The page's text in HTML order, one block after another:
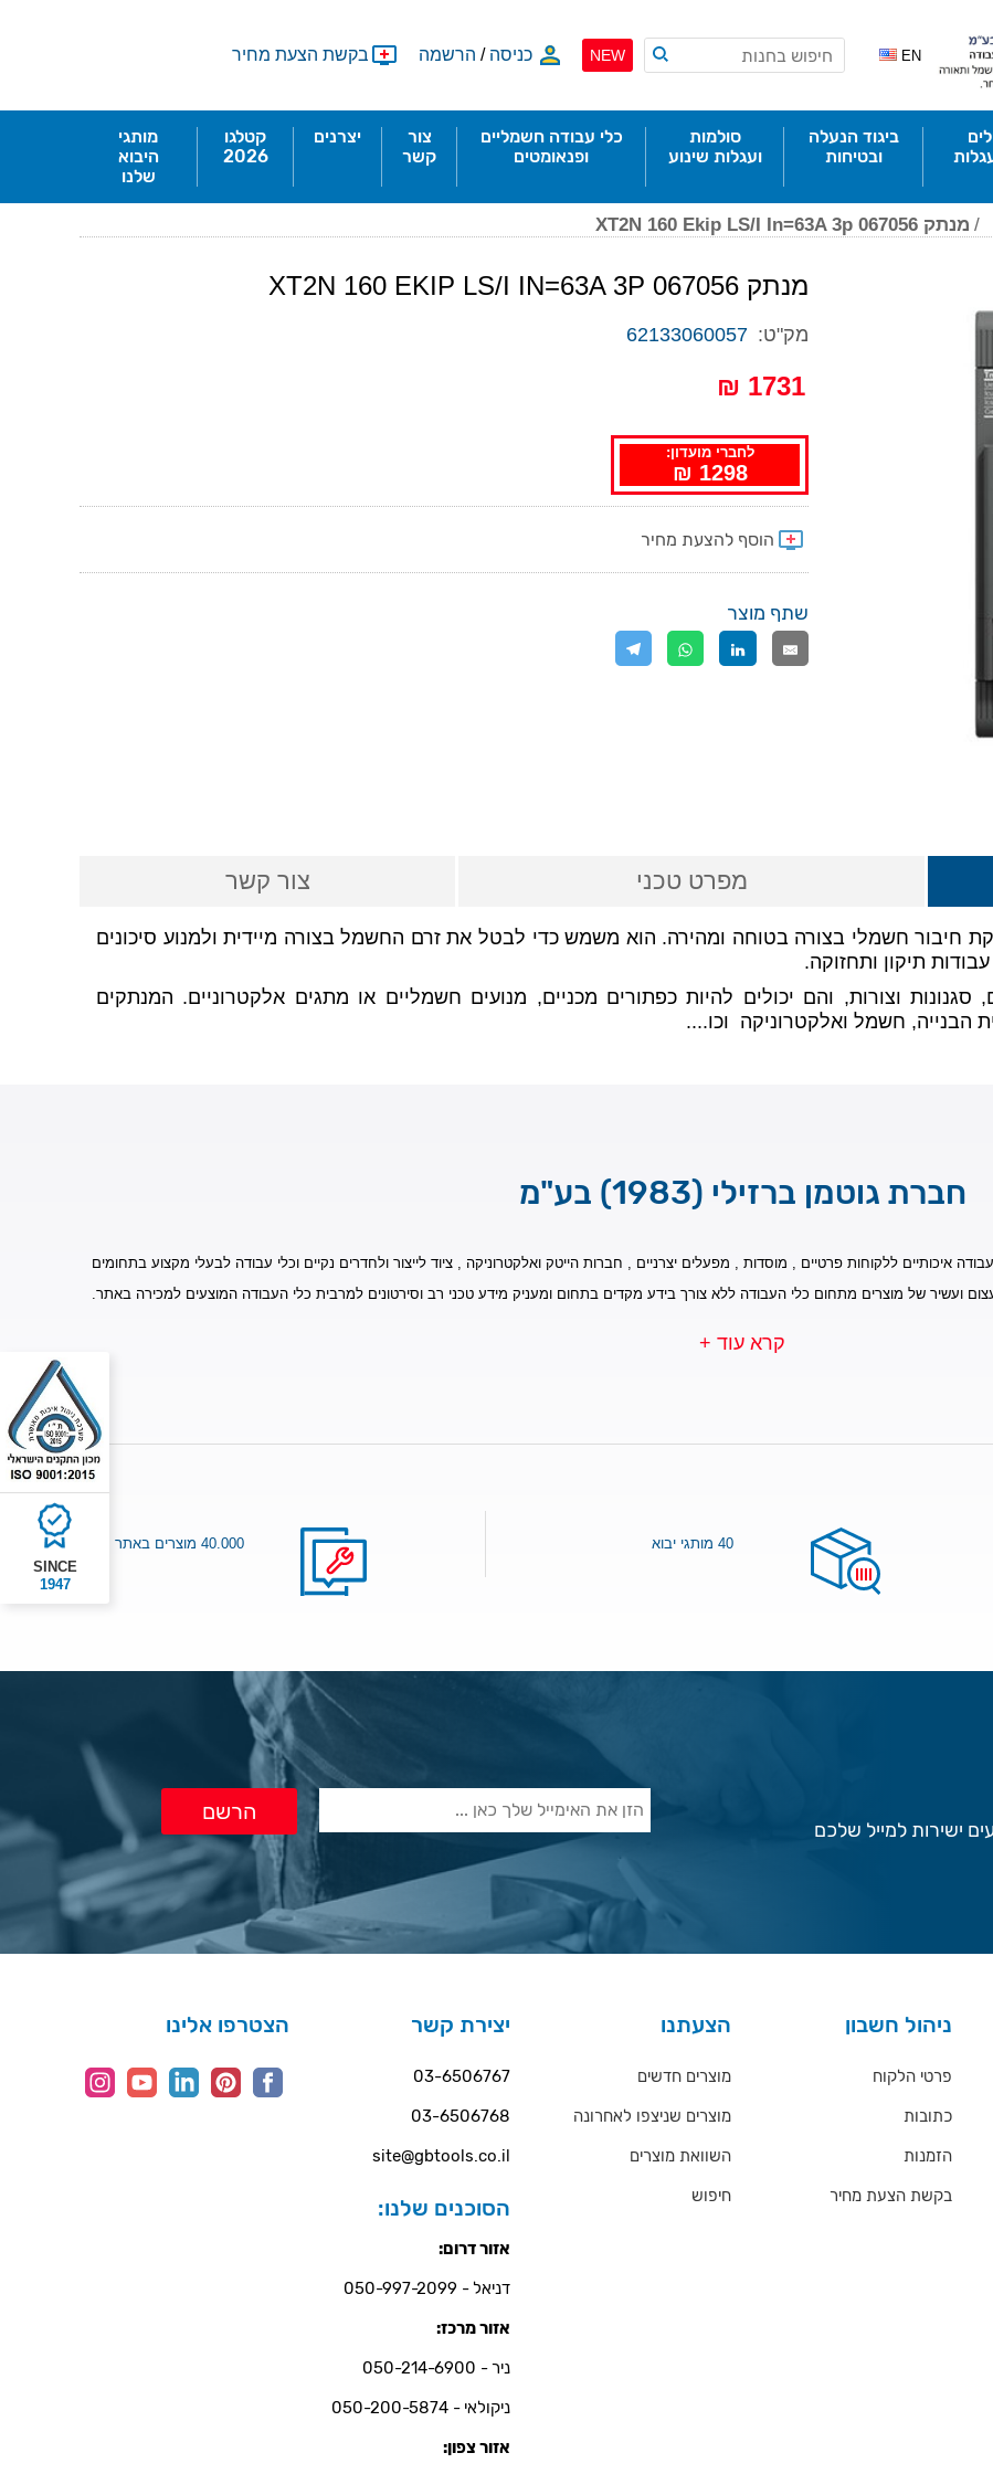
EN
NEW כניסה / הרשמה בקשת הצעת מחיר
ביגוד הנעלה
ובטיחות
סולמות
ועגלות שינוע
כלי עבודה חשמליים
ופנאומטים
צור
קשר
יצרנים
קטלגו
2026
מותגי
היבוא
שלנו
/ מנתק XT2N 160 Ekip LS/I In=63A 3p 067056
מנתק XT2N 160 EKIP LS/I IN=63A 3P 067056
מק"ט: 62133060057
1731 ₪
לחברי מועדון:
1298 ₪
שתף מוצר
מפרט טכני צור קשר
חיבור חשמלי בצורה בטוחה ומהירה. הוא משמש כדי לבטל את זרם החשמל בצורה מיידית ולמנוע סיכונים
תיקון ותחזוקה.
וצורות, והם יכולים להיות כפתורים מכניים, מנועים חשמליים או מתגים אלקטרוניים. המנתקים
הבנייה, חשמל ואלקטרוניקה וכו....
SINCE
1947
חברת גוטמן ברזילי (1983) בע"מ
איכותיים ללקוחות פרטיים , מוסדות , מפעלים יצרניים , חברות הייטק ואלקטרוניקה , ציוד לייצור ולחדרים נקיים וכלי עבודה לבעלי מקצוע בתחומים
ועשיר של מוצרים מתחום כלי העבודה ללא צורך בידע מקדים בתחום ומעניק מידע טכני רב וסירטונים למרבית כלי העבודה המוצעים למכירה באתר.
קרא עוד +
40 מותגי יבוא 40.000 מוצרים באתר
ישירות למייל שלכם
ניהול חשבון
פרטי הלקוח
כתובות
הזמנות
בקשת הצעת מחיר
הצעתנו
מוצרים חדשים
מוצרים שניצפו לאחרונה
השוואת מוצרים
חיפוש
יצירת קשר
03-6506767
03-6506768
site@gbtools.co.il
הסוכנים שלנו:
אזור דרום:
דניאל - 050-997-2099
אזור מרכז:
ניר - 050-214-6900
ניקולאי - 050-200-5874
אזור צפון:
הצטרפו אלינו